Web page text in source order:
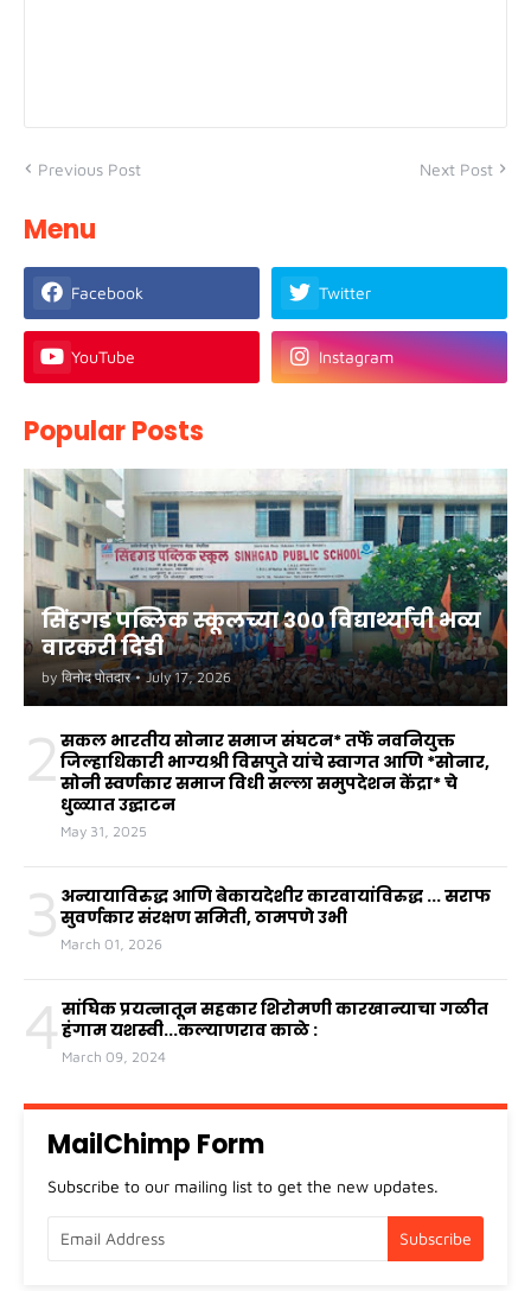
Previous Post Next Post
Menu
Facebook Twitter
YouTube Instagram
Popular Posts
सिंहगड पब्लिक स्कूलच्या ३०० विद्यार्थ्यांची भव्य
वारकरी दिंडी
by विनोद पोतदार • July 17, 2026
2 सकल भारतीय सोनार समाज संघटन* तर्फे नवनियुक्त
जिल्हाधिकारी भाग्यश्री विसपुते यांचे स्वागत आणि *सोनार,
सोनी स्वर्णकार समाज विधी सल्ला समुपदेशन केंद्रा* चे
धुळ्यात उद्घाटन
May 31, 2025
3 अन्यायाविरुद्ध आणि बेकायदेशीर कारवायांविरुद्ध ... सराफ
सुवर्णकार संरक्षण समिती, ठामपणे उभी
March 01, 2026
4 सांघिक प्रयत्नातून सहकार शिरोमणी कारखान्याचा गळीत
हंगाम यशस्वी...कल्याणराव काळे :
March 09, 2024
MailChimp Form
Subscribe to our mailing list to get the new updates.